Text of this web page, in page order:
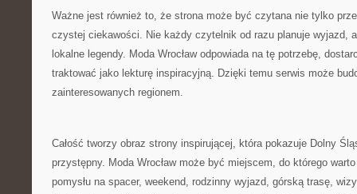
Ważne jest również to, że strona może być czytana nie tylko
czystej ciekawości. Nie każdy czytelnik od razu planuje wyjazd,
lokalne legendy. Moda Wrocław odpowiada na tę potrzebę,
traktować jako lekturę inspiracyjną. Dzięki temu serwis może
zainteresowanych regionem.
Całość tworzy obraz strony inspirującej, która pokazuje Dolny
przystępny. Moda Wrocław może być miejscem, do którego
pomysłu na spacer, weekend, rodzinny wyjazd, górską trasę,